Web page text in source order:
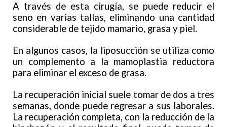
A través de esta cirugía, se puede reducir el
seno en varias tallas, eliminando una cantidad
considerable de tejido mamario, grasa y piel.
En algunos casos, la liposucción se utiliza como
un complemento a la mamoplastia reductora
para eliminar el exceso de grasa.
La recuperación inicial suele tomar de dos a tres
semanas, donde puede regresar a sus laborales.
La recuperación completa, con la reducción de la